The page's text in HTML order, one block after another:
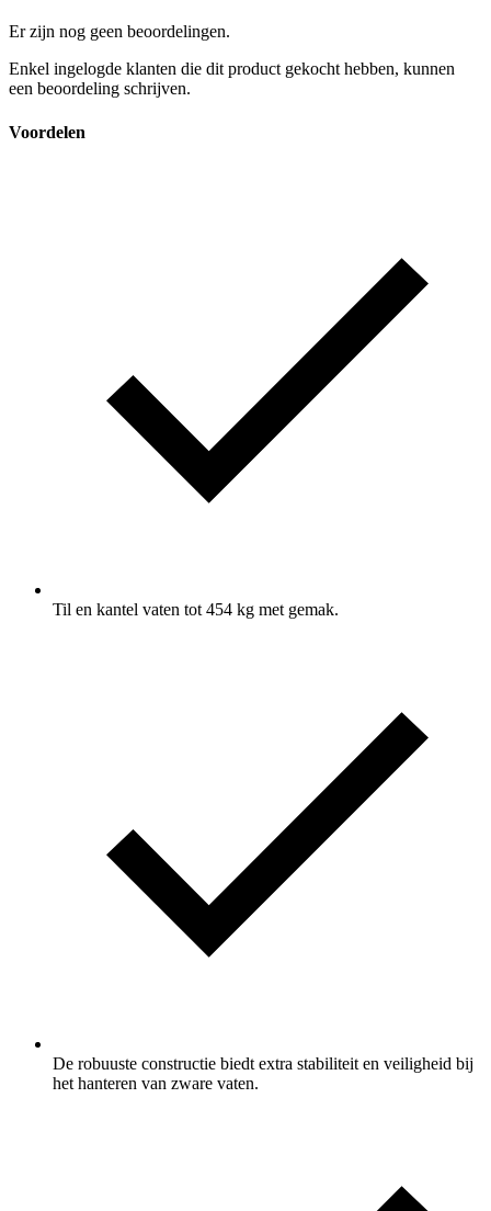
Er zijn nog geen beoordelingen.
Enkel ingelogde klanten die dit product gekocht hebben, kunnen
een beoordeling schrijven.
Voordelen
Til en kantel vaten tot 454 kg met gemak.
De robuuste constructie biedt extra stabiliteit en veiligheid bij
het hanteren van zware vaten.